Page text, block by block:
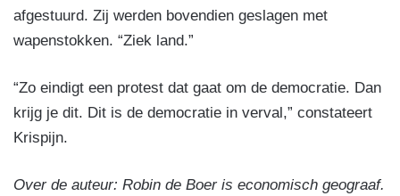
afgestuurd. Zij werden bovendien geslagen met
wapenstokken. “Ziek land.”
“Zo eindigt een protest dat gaat om de democratie. Dan
krijg je dit. Dit is de democratie in verval,” constateert
Krispijn.
Over de auteur: Robin de Boer is economisch geograaf.